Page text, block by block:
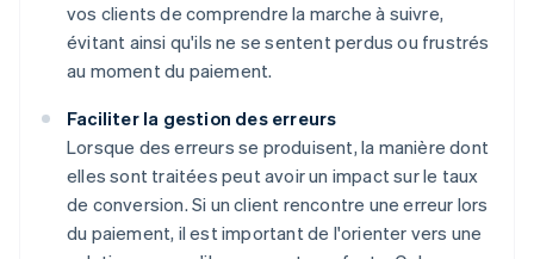
vos clients de comprendre la marche à suivre,
évitant ainsi qu'ils ne se sentent perdus ou frustrés
au moment du paiement.
Faciliter la gestion des erreurs
Lorsque des erreurs se produisent, la manière dont
elles sont traitées peut avoir un impact sur le taux
de conversion. Si un client rencontre une erreur lors
du paiement, il est important de l'orienter vers une